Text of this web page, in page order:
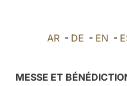
AR - DE - EN -
MESSE ET